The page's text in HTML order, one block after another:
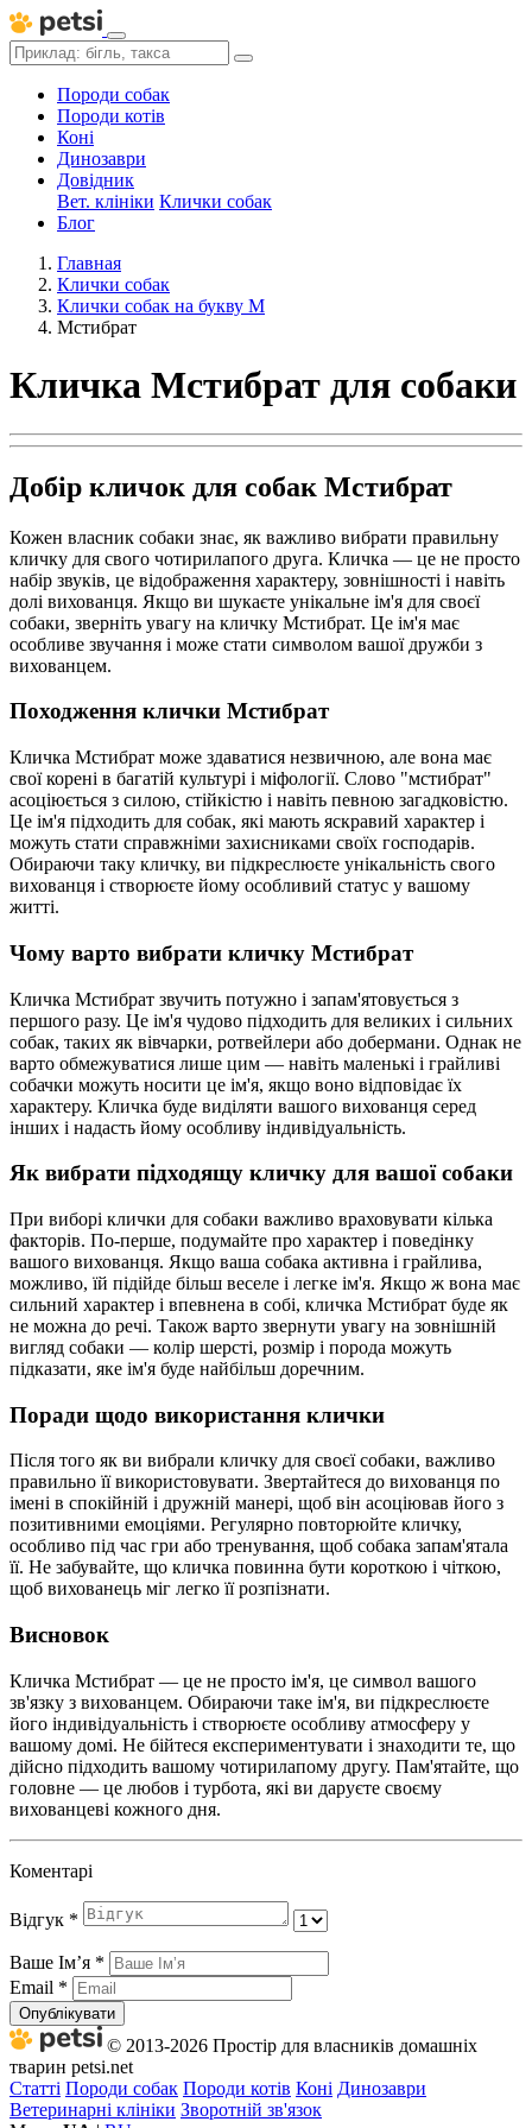
Породи собак
Породи котів
Коні
Динозаври
Довідник
Вет. клініки Клички собак
Блог
Главная
Клички собак
Клички собак на букву М
Мстибрат
Кличка Мстибрат для собаки
Добір кличок для собак Мстибрат
Кожен власник собаки знає, як важливо вибрати правильну
кличку для свого чотирилапого друга. Кличка — це не просто
набір звуків, це відображення характеру, зовнішності і навіть
долі вихованця. Якщо ви шукаєте унікальне ім'я для своєї
собаки, зверніть увагу на кличку Мстибрат. Це ім'я має
особливе звучання і може стати символом вашої дружби з
вихованцем.
Походження клички Мстибрат
Кличка Мстибрат може здаватися незвичною, але вона має
свої корені в багатій культурі і міфології. Слово "мстибрат"
асоціюється з силою, стійкістю і навіть певною загадковістю.
Це ім'я підходить для собак, які мають яскравий характер і
можуть стати справжніми захисниками своїх господарів.
Обираючи таку кличку, ви підкреслюєте унікальність свого
вихованця і створюєте йому особливий статус у вашому
житті.
Чому варто вибрати кличку Мстибрат
Кличка Мстибрат звучить потужно і запам'ятовується з
першого разу. Це ім'я чудово підходить для великих і сильних
собак, таких як вівчарки, ротвейлери або добермани. Однак не
варто обмежуватися лише цим — навіть маленькі і грайливі
собачки можуть носити це ім'я, якщо воно відповідає їх
характеру. Кличка буде виділяти вашого вихованця серед
інших і надасть йому особливу індивідуальність.
Як вибрати підходящу кличку для вашої собаки
При виборі клички для собаки важливо враховувати кілька
факторів. По-перше, подумайте про характер і поведінку
вашого вихованця. Якщо ваша собака активна і грайлива,
можливо, їй підійде більш веселе і легке ім'я. Якщо ж вона має
сильний характер і впевнена в собі, кличка Мстибрат буде як
не можна до речі. Також варто звернути увагу на зовнішній
вигляд собаки — колір шерсті, розмір і порода можуть
підказати, яке ім'я буде найбільш доречним.
Поради щодо використання клички
Після того як ви вибрали кличку для своєї собаки, важливо
правильно її використовувати. Звертайтеся до вихованця по
імені в спокійній і дружній манері, щоб він асоціював його з
позитивними емоціями. Регулярно повторюйте кличку,
особливо під час гри або тренування, щоб собака запам'ятала
її. Не забувайте, що кличка повинна бути короткою і чіткою,
щоб вихованець міг легко її розпізнати.
Висновок
Кличка Мстибрат — це не просто ім'я, це символ вашого
зв'язку з вихованцем. Обираючи таке ім'я, ви підкреслюєте
його індивідуальність і створюєте особливу атмосферу у
вашому домі. Не бійтеся експериментувати і знаходити те, що
дійсно підходить вашому чотирилапому другу. Пам'ятайте, що
головне — це любов і турбота, які ви даруєте своєму
вихованцеві кожного дня.
Коментарі
Відгук *
Ваше Імʼя *
Email *
Опублікувати
© 2013-2026 Простір для власників домашніх
тварин petsi.net
Статті Породи собак Породи котів Коні Динозаври
Ветеринарні клініки Зворотній зв'язок